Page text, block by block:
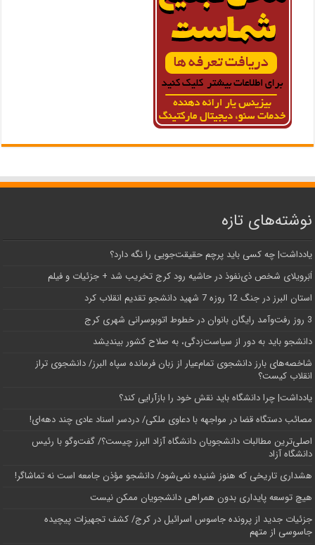
نوشته‌های تازه
یادداشت| ‌چه کسی باید پرچم حقیقت‌جویی را نگه دارد؟
اَبَر‌ویلای شخص ذی‌نفوذ در حاشیه‌ رود کرج تخریب شد + جزئیات و فیلم
استان البرز در جنگ 12 روزه 7 شهید دانشجو تقدیم انقلاب کرد
3 روز رفت‌وآمد رایگان بانوان در خطوط اتوبوسرانی شهری کرج
دانشجو باید به دور از سیاست‌زدگی، به صلاح کشور بیندیشد
شاخصه‌های بارز دانشجوی تمام‌عیار از زبان فرمانده سپاه البرز/ دانشجوی تراز
انقلاب کیست؟
یادداشت| چرا دانشگاه باید نقش خود را بازآرایی کند؟
مصائب دستگاه قضا در مواجهه با دعاوی ملکی/ دردسر اسناد عادی چند‌ دهه‌ای!
اصلی‌ترین مطالبات دانشجویان دانشگاه آزاد البرز چیست؟/ گفت‌وگو با رئیس
دانشگاه آز‌اد
هشداری تاریخی که هنوز شنیده نمی‌شود/ دانشجو مؤذن جامعه است نه تماشاگر!
هیچ توسعه پایداری بدون همراهی دانشجویان ممکن نیست
جزئیات جدید از پرونده جاسوس اسرائیل در کرج/‌ کشف تجهیزات پیچیده
جاسوسی از متهم